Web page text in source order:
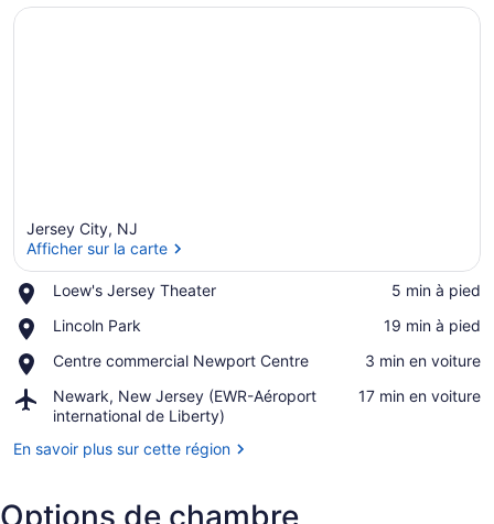
Jersey City, NJ
Afficher sur la carte
Loew's Jersey Theater
Place,
Jersey
‪5 min à pied‬
Lincoln Park
Place,
Park
‪19 min à pied‬
Centre commercial Newport Centre
Place,
commercial
Newport
Centre
‪3 min en voiture‬
Newark, New Jersey (EWR-Aéroport
international de Liberty)
Airport,
Newark,
Jersey
international
‪17 min en voiture‬
En savoir plus sur cette région